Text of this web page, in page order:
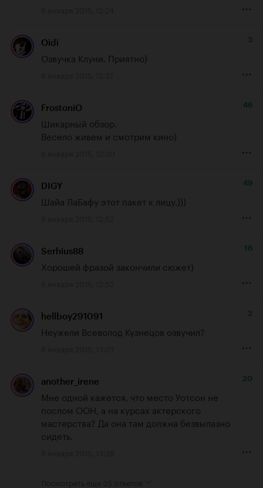
Oidi 3
Озвучка Клуни. Приятно)
FrostoniO 46
Шикарный обзор.
Весело живем и смотрим кино)
DIGY 49
Шайа ЛаБафy этот пакет к лицу.)))
Serhius88 16
Хорошей фразой закончили сюжет)
hellboy291091 2
Неужели Всеволод Кузнецов озвучил?
another_irene 20
Мне одной кажется, что место Уотсон не
послом ООН, а на курсах актерского
мастерства? Да она там должна безвылазно
сидеть.